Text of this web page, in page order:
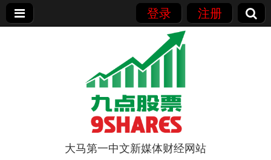
登录 注册
大马第一中文新媒体财经网站